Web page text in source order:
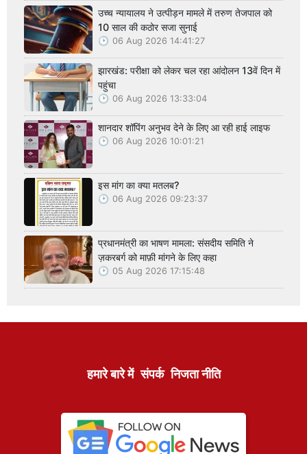
उच्च न्यायालय ने उत्पीड़न मामले में तरुण तेजपाल को
10 साल की कठोर सजा सुनाई
06 Aug 2026 14:41:27
झारखंड: परीक्षा को लेकर चल रहा आंदोलन 13वें दिन में
पहुंचा
06 Aug 2026 13:33:04
शानदार शॉपिंग अनुभव देने के लिए आ रही हाई लाइफ
06 Aug 2026 10:01:21
इस मांग का क्या मतलब?
06 Aug 2026 09:23:37
प्रधानमंत्री का भाषण मामला: संसदीय समिति ने
ज़करबर्ग को माफ़ी मांगने के लिए कहा
05 Aug 2026 17:15:48
हमारे बारे में संपर्क निजता नीति